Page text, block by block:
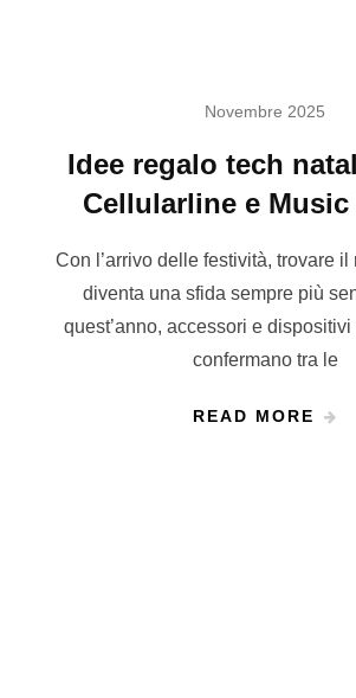
Novembre 2025
Idee regalo tech
Cellularline e Music
Con l’arrivo delle festività, trovare il
diventa una sfida sempre più
quest’anno, accessori e
confermano tra le
READ MORE